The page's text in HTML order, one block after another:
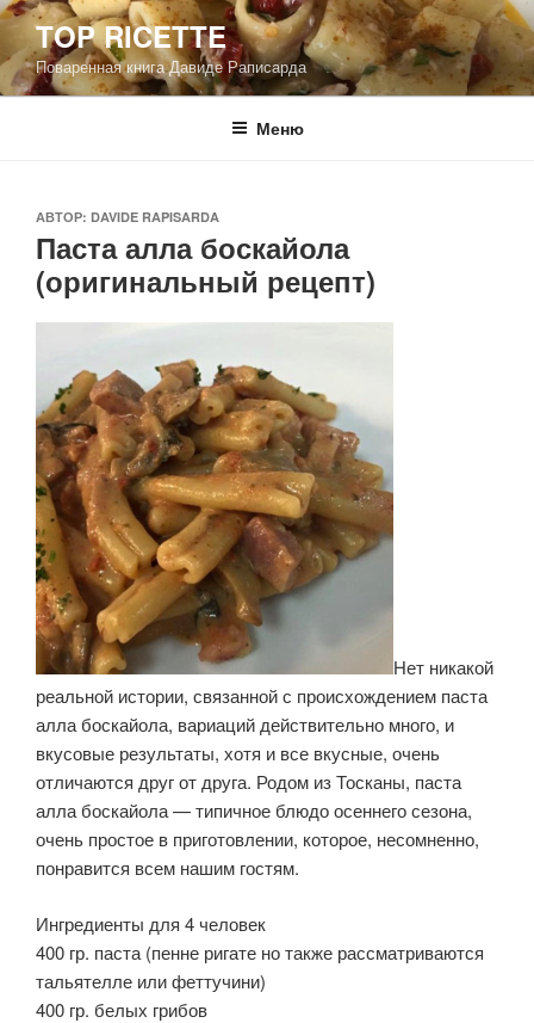
Перейти
содержимому
TOP RICETTE
Поваренная книга Давиде Раписарда
Меню
ОПУБЛИКОВАНО
АВТОР: DAVIDE RAPISARDA
Паста алла боскайола
(оригинальный рецепт)
Нет никакой
реальной истории, связанной с происхождением паста
алла боскайола, вариаций действительно много, и
вкусовые результаты, хотя и все вкусные, очень
отличаются друг от друга. Родом из Тосканы, паста
алла боскайола — типичное блюдо осеннего сезона,
очень простое в приготовлении, которое, несомненно,
понравится всем нашим гостям.
Ингредиенты для 4 человек
400 гр. паста (пенне ригате но также рассматриваются
тальятелле или феттучини)
400 гр. белых грибов